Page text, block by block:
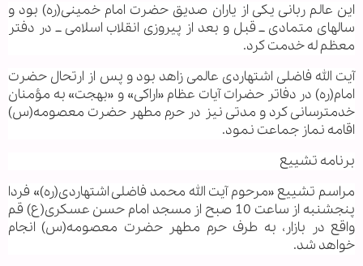
این عالم ربانی یکی از یاران صدیق حضرت امام خمینی(ره) بود و
سالهای متمادی ــ قبل و بعد از پیروزی انقلاب اسلامی ــ در دفتر
معظم له خدمت کرد.
آیت الله فاضلی اشتهاردی عالمی زاهد بود و پس از ارتحال حضرت
امام(ره) در دفاتر حضرات آیات عظام «اراکی» و «بهجت» به مؤمنان
خدمت‏رسانی کرد و مدتی نیز در حرم مطهر حضرت معصومه(س)
اقامه نماز جماعت نمود.
برنامه تشییع
مراسم تشییع «مرحوم آیت الله محمد فاضلی اشتهاردی(ره)» فردا
پنجشنبه از ساعت 10 صبح از مسجد امام حسن عسکری(ع) قم
واقع در بازار، به طرف حرم مطهر حضرت معصومه(س) انجام
خواهد شد.